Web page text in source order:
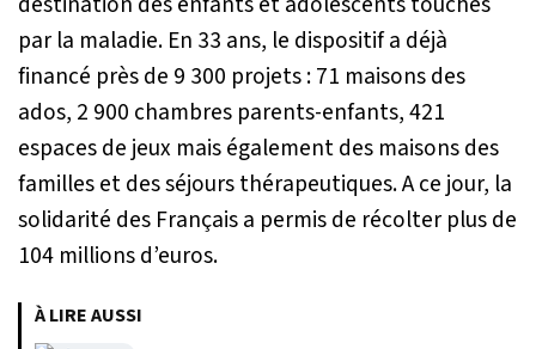
par la maladie. En 33 ans, le dispositif a déjà
financé près de 9 300 projets : 71 maisons des
ados, 2 900 chambres parents-enfants, 421
espaces de jeux mais également des maisons des
familles et des séjours thérapeutiques. A ce jour, la
solidarité des Français a permis de récolter plus de
104 millions d’euros.
À LIRE AUSSI